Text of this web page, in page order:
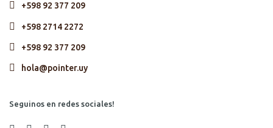
+598 92 377 209
+598 2714 2272
+598 92 377 209
hola@pointer.uy
Seguinos en redes sociales!